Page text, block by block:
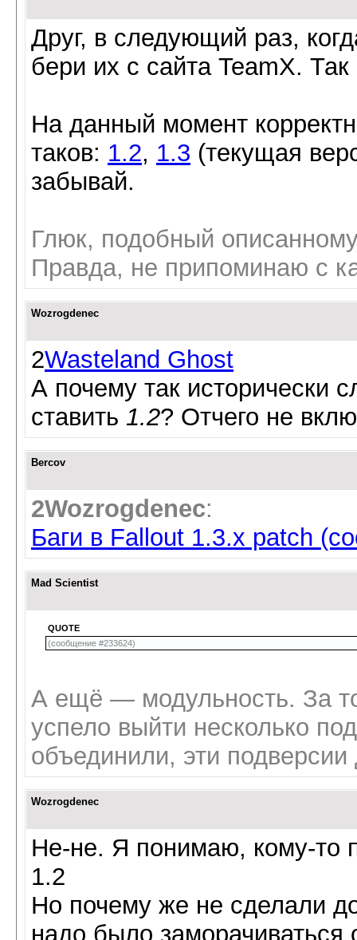
Друг, в следующий раз,
бери их с сайта TeamX.
На данный момент
таков: 1.2, 1.3 (текущая
забывай.
Глюк, подобный
Правда, не припоминаю с
Wozrogdenec
2Wasteland Ghost
А почему так исторически
ставить 1.2? Отчего не
Bercov
2Wozrogdenec:
Баги в Fallout 1.3.x patch
Mad Scientist
QUOTE
(сообщение #233624)
А ещё — модульность. За
успело выйти несколько
объединили, эти
Wozrogdenec
Не-не. Я понимаю, кому-то
1.2
Но почему же не сделали
надо было заморачиваться